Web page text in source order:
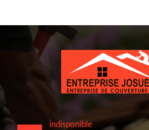
indisponible